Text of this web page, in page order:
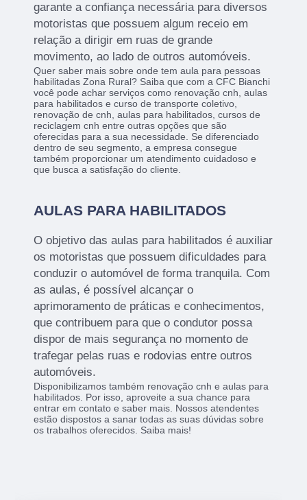
garante a confiança necessária para diversos
motoristas que possuem algum receio em
relação a dirigir em ruas de grande
movimento, ao lado de outros automóveis.
Quer saber mais sobre onde tem aula para pessoas
habilitadas Zona Rural? Saiba que com a CFC Bianchi
você pode achar serviços como renovação cnh, aulas
para habilitados e curso de transporte coletivo,
renovação de cnh, aulas para habilitados, cursos de
reciclagem cnh entre outras opções que são
oferecidas para a sua necessidade. Se diferenciado
dentro de seu segmento, a empresa consegue
também proporcionar um atendimento cuidadoso e
que busca a satisfação do cliente.
AULAS PARA HABILITADOS
O objetivo das aulas para habilitados é auxiliar
os motoristas que possuem dificuldades para
conduzir o automóvel de forma tranquila. Com
as aulas, é possível alcançar o
aprimoramento de práticas e conhecimentos,
que contribuem para que o condutor possa
dispor de mais segurança no momento de
trafegar pelas ruas e rodovias entre outros
automóveis.
Disponibilizamos também renovação cnh e aulas para
habilitados. Por isso, aproveite a sua chance para
entrar em contato e saber mais. Nossos atendentes
estão dispostos a sanar todas as suas dúvidas sobre
os trabalhos oferecidos. Saiba mais!